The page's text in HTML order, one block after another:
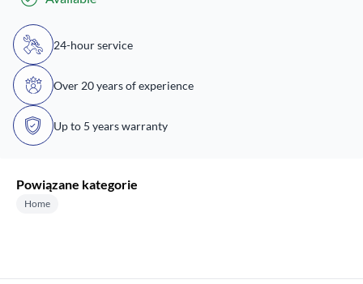
24-hour service
Over 20 years of experience
Up to 5 years warranty
Powiązane kategorie
Home